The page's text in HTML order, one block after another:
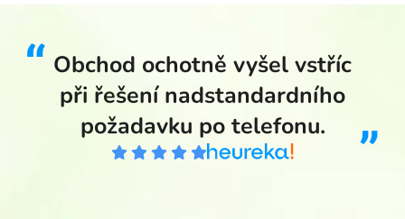
Obchod ochotně vyšel vstříc
při řešení nadstandardního
požadavku po telefonu.